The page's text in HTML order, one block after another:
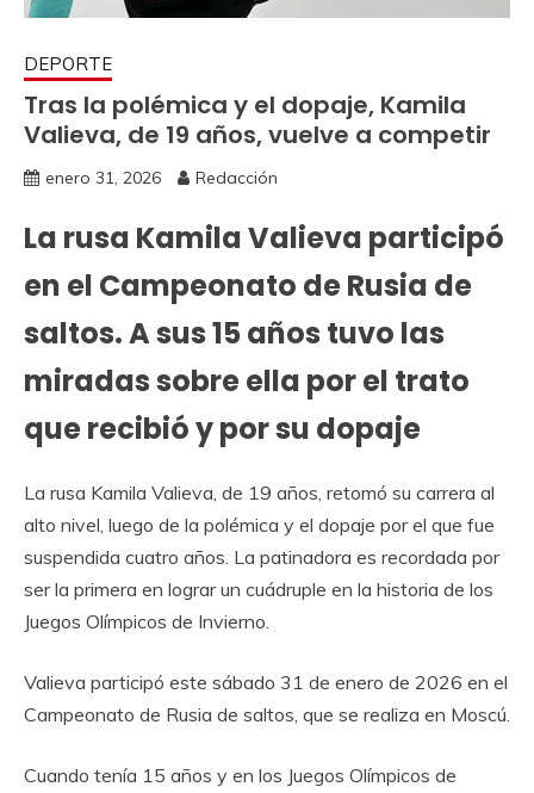
DEPORTE
Tras la polémica y el dopaje, Kamila
Valieva, de 19 años, vuelve a competir
enero 31, 2026 Redacción
La rusa Kamila Valieva participó
en el Campeonato de Rusia de
saltos. A sus 15 años tuvo las
miradas sobre ella por el trato
que recibió y por su dopaje
La rusa Kamila Valieva, de 19 años, retomó su carrera al
alto nivel, luego de la polémica y el dopaje por el que fue
suspendida cuatro años. La patinadora es recordada por
ser la primera en lograr un cuádruple en la historia de los
Juegos Olímpicos de Invierno.
Valieva participó este sábado 31 de enero de 2026 en el
Campeonato de Rusia de saltos, que se realiza en Moscú.
Cuando tenía 15 años y en los Juegos Olímpicos de